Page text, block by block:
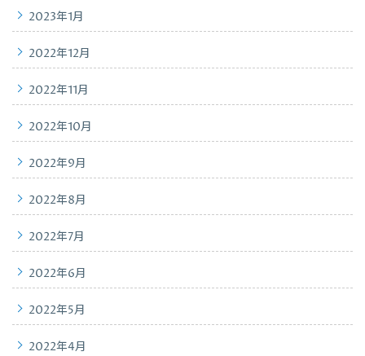
2023年1月
2022年12月
2022年11月
2022年10月
2022年9月
2022年8月
2022年7月
2022年6月
2022年5月
2022年4月